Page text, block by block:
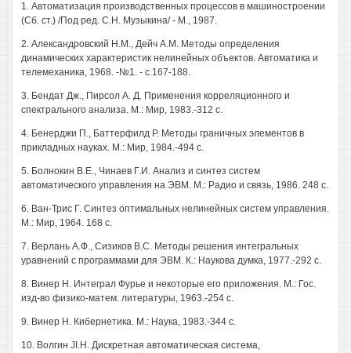
1. Автоматизация производственных процессов в машиностроении
(Сб. ст.) /Под ред. С.Н. Музыкина/ - М., 1987.
2. Александровский Н.М., Дейч A.M. Методы определения
динамических характеристик нелинейных объектов. Автоматика и
телемеханика, 1968. -№1. - с.167-188.
3. Бендат Дж., Пирсол А. Д. Применения корреляционного и
спектрального анализа. М.: Мир, 1983.-312 с.
4. Бенерджи П., Баттерфилд Р. Методы граничных элементов в
прикладных науках. М.: Мир, 1984.-494 с.
5. Болнокин В.Е., Чинаев Г.И. Анализ и синтез систем
автоматического управления на ЭВМ. М.: Радио и связь, 1986. 248 с.
6. Ван-Трис Г. Синтез оптимальных нелинейных систем управления.
М.: Мир, 1964. 168 с.
7. Верлань А.Ф., Сизиков B.C. Методы решения интегральных
уравнений с программами для ЭВМ. К.: Наукова думка, 1977.-292 с.
8. Винер Н. Интеграл Фурье и некоторые его приложения. М.: Гос.
изд-во физико-матем. литературы, 1963.-254 с.
9. Винер Н. Кибернетика. М.: Наука, 1983.-344 с.
10. Волгин JI.H. Дискретная автоматическая система,